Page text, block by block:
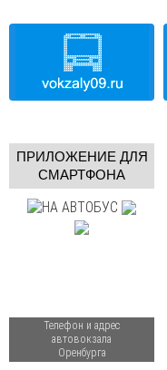
ПРИЛОЖЕНИЕ ДЛЯ
СМАРТФОНА
Телефон и адрес
автовокзала
Оренбурга